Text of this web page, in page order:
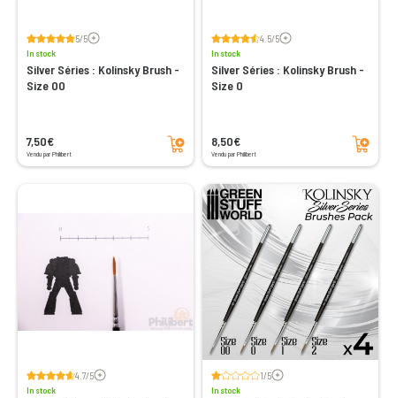
5/5Voir les avis
In stock
Silver Séries : Kolinsky Brush -
Size 00
7,50€
Vendu par Philibert
Add to cart
4.5/5Voir les avis
In stock
Silver Séries : Kolinsky Brush -
Size 0
8,50€
Vendu par Philibert
Add to cart
4.7/5Voir les avis
In stock
1/5Voir les avis
In stock